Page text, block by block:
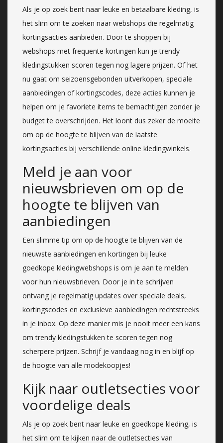
Als je op zoek bent naar leuke en betaalbare kleding, is
het slim om te zoeken naar webshops die regelmatig
kortingsacties aanbieden. Door te shoppen bij
webshops met frequente kortingen kun je trendy
kledingstukken scoren tegen nog lagere prijzen. Of het
nu gaat om seizoensgebonden uitverkopen, speciale
aanbiedingen of kortingscodes, deze acties kunnen je
helpen om je favoriete items te bemachtigen zonder je
budget te overschrijden. Het loont dus zeker de moeite
om op de hoogte te blijven van de laatste
kortingsacties bij verschillende online kledingwinkels.
Meld je aan voor
nieuwsbrieven om op de
hoogte te blijven van
aanbiedingen
Een slimme tip om op de hoogte te blijven van de
nieuwste aanbiedingen en kortingen bij leuke
goedkope kledingwebshops is om je aan te melden
voor hun nieuwsbrieven. Door je in te schrijven
ontvang je regelmatig updates over speciale deals,
kortingscodes en exclusieve aanbiedingen rechtstreeks
in je inbox. Op deze manier mis je nooit meer een kans
om trendy kledingstukken te scoren tegen nog
scherpere prijzen. Schrijf je vandaag nog in en blijf op
de hoogte van alle modekoopjes!
Kijk naar outletsecties voor
voordelige deals
Als je op zoek bent naar leuke en goedkope kleding, is
het slim om te kijken naar de outletsecties van